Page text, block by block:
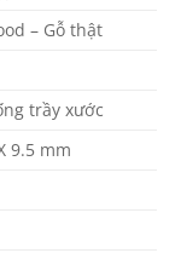
– Gỗ thật
trầy xước
9.5 mm